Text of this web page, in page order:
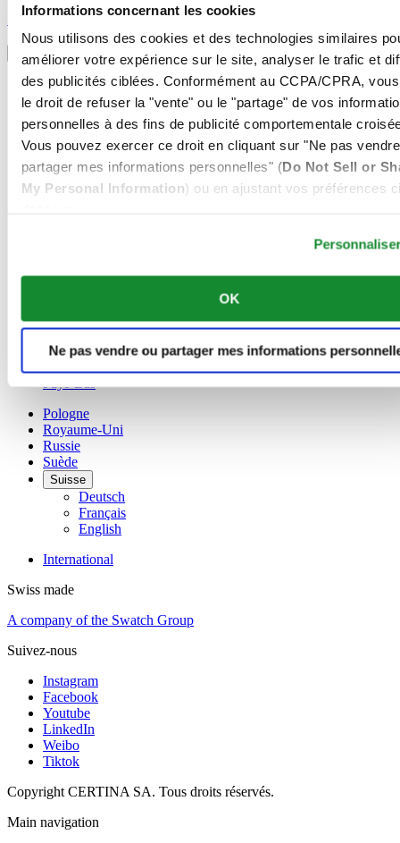
Informations concernant les cookies
Nous utilisons des cookies et des technologies similaires
améliorer votre expérience sur le site, analyser le trafic et
des publicités ciblées. Conformément au CCPA/CPRA,
le droit de refuser la "vente" ou le "partage" de vos
personnelles à des fins de publicité comportementale
Vous pouvez exercer ce droit en cliquant sur "Ne pas
partager mes informations personnelles" (Do Not Sell or
My Personal Information) ou en ajustant vos préférences
OK
Ne pas vendre ou partager mes informations
S'inscrire
Sélectionner un pays/une région
Sélecteur de langue
Allemagne
Autriche
Belgique
Français
Chine
English
English
Français
Pologne
Royaume-Uni
Russie
Suède
Suisse
Deutsch
Français
English
International
Swiss made
A company of the Swatch Group
Suivez-nous
Instagram
Facebook
Youtube
LinkedIn
Weibo
Tiktok
Copyright CERTINA SA. Tous droits réservés.
Main navigation